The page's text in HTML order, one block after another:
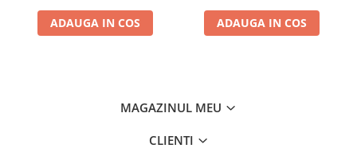
ADAUGA IN COS ADAUGA IN COS
MAGAZINUL MEU
CLIENTI